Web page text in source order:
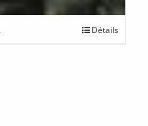
Détails